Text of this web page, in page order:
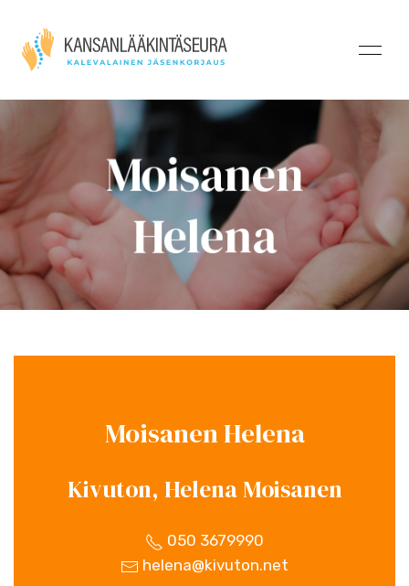
Moisanen
Helena
Moisanen Helena
Kivuton, Helena Moisanen
050 3679990
helena@kivuton.net